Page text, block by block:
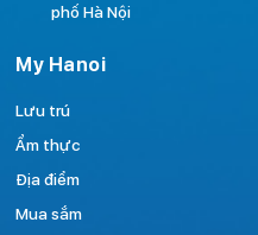
phố Hà Nội
My Hanoi
Lưu trú
Ẩm thực
Địa điểm
Mua sắm